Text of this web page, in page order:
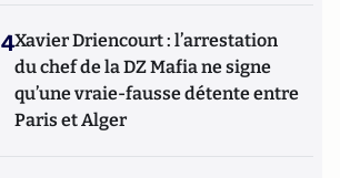
4Xavier Driencourt : l’arrestation
du chef de la DZ Mafia ne signe
qu’une vraie-fausse détente entre
Paris et Alger